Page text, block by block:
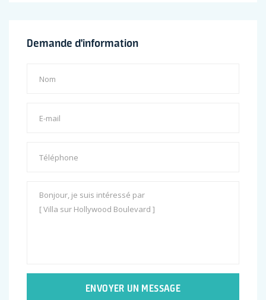
Demande d'information
ENVOYER UN MESSAGE